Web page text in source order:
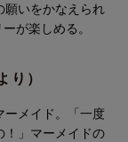
願いをかなえられ
が楽しめる。
り）
ーメイド。「一度
！」マーメイドの